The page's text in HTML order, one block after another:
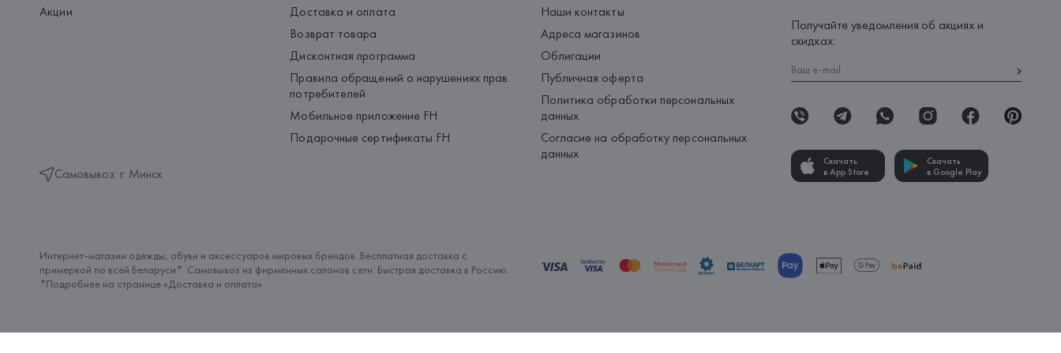
Акции
Самовывоз: г. Минск
Доставка и оплата
Возврат товара
Дисконтная программа
Правила обращений о нарушениях прав
потребителей
Мобильное приложение FH
Подарочные сертификаты FH
Наши контакты
Адреса магазинов
Облигации
Публичная оферта
Политика обработки персональных
данных
Согласие на обработку персональных
данных
Получайте уведомления об акциях и
скидках:
Скачать
в App Store
Скачать
в Google Play
Интернет-магазин одежды, обуви и аксессуаров мировых брендов. Бесплатная доставка с
примеркой по всей Беларуси*. Самовывоз из фирменных салонов сети. Быстрая доставка в Россию.
*Подробнее на странице «Доставка и оплата»